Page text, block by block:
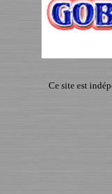
Ce site est